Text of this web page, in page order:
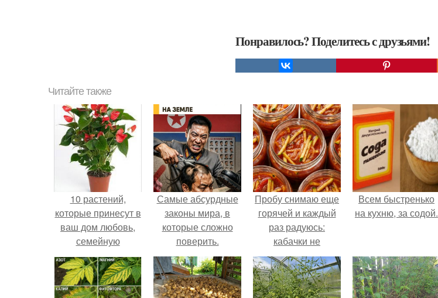
Понравилось? Поделитесь с друзьями!
Читайте также
10 растений,
которые принесут в
ваш дом любовь,
семейную
гармонию и
счастье.
Самые абсурдные
законы мира, в
которые сложно
поверить.
Пробу снимаю еще
горячей и каждый
раз радуюсь:
кабачки не
развариваются, а
соус получается
густым и
Всем быстренько
на кухню, за содой.